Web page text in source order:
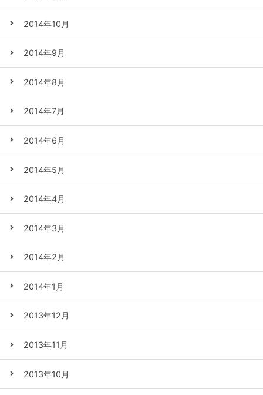
2014年10月
2014年9月
2014年8月
2014年7月
2014年6月
2014年5月
2014年4月
2014年3月
2014年2月
2014年1月
2013年12月
2013年11月
2013年10月